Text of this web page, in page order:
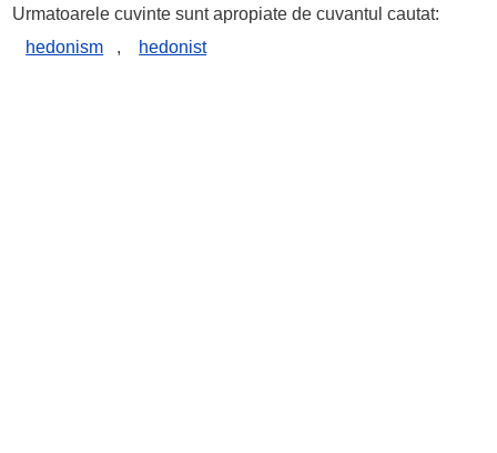
Urmatoarele cuvinte sunt apropiate de cuvantul cautat:
hedonism
, hedonist